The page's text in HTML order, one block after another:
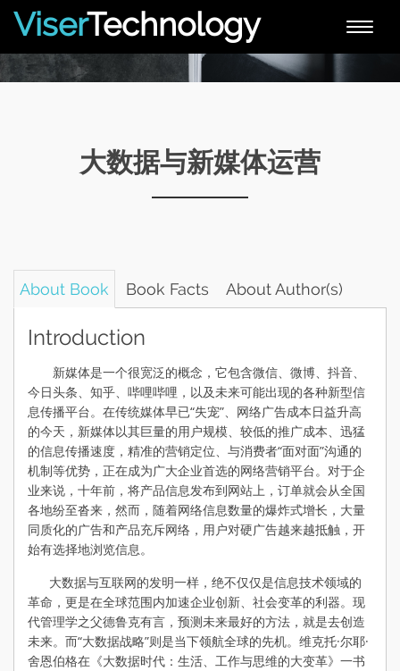
Toggle
ViserTechnology
大数据与新媒体运营
About Book Book Facts About Author(s)
Introduction
新媒体是一个很宽泛的概念，它包含微信、微博、抖音、
今日头条、知乎、哔哩哔哩，以及未来可能出现的各种新型信
息传播平台。在传统媒体早已“失宠”、网络广告成本日益升高
的今天，新媒体以其巨量的用户规模、较低的推广成本、迅猛
的信息传播速度，精准的营销定位、与消费者“面对面”沟通的
机制等优势，正在成为广大企业首选的网络营销平台。对于企
业来说，十年前，将产品信息发布到网站上，订单就会从全国
各地纷至沓来，然而，随着网络信息数量的爆炸式增长，大量
同质化的广告和产品充斥网络，用户对硬广告越来越抵触，开
始有选择地浏览信息。
大数据与互联网的发明一样，绝不仅仅是信息技术领域的
革命，更是在全球范围内加速企业创新、社会变革的利器。现
代管理学之父德鲁克有言，预测未来最好的方法，就是去创造
未来。而“大数据战略”则是当下领航全球的先机。维克托·尔耶·
舍恩伯格在《大数据时代：生活、工作与思维的大变革》一书